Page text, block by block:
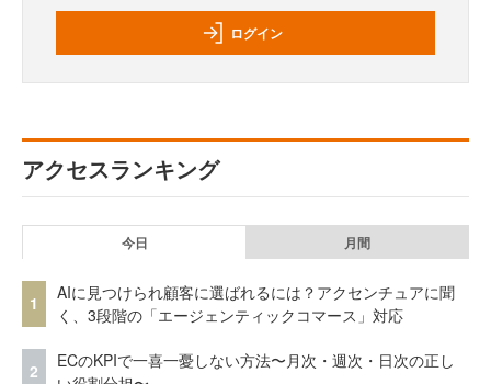
ログイン
アクセスランキング
今日 月間
1
AIに見つけられ顧客に選ばれるには？アクセンチュアに聞
く、3段階の「エージェンティックコマース」対応
2
ECのKPIで一喜一憂しない方法〜月次・週次・日次の正し